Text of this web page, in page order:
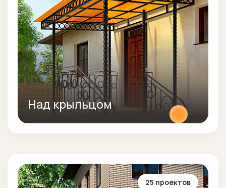
Над крыльцом
25 проектов